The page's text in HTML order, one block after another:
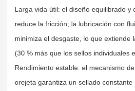
Larga vida útil: el diseño equilibrado y
reduce la fricción; la lubricación con
minimiza el desgaste, lo que extiende
(30 % más que los sellos individuales
Rendimiento estable: el mecanismo
orejeta garantiza un sellado constante